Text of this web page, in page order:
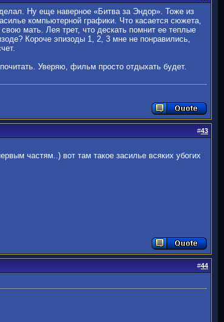
Ну еще наверное «Битва за Эндор». Тоже из
компьютерной графики. Что касается сюжета,
мать. Лея трет, что дескать помнит ее теплые
Короче эпизоды 1, 2, 3 мне не понравились,
Уверяю, фильм просто отдыхать будет.
#43
частям..) вот там такое засилье всяких убогих
#44